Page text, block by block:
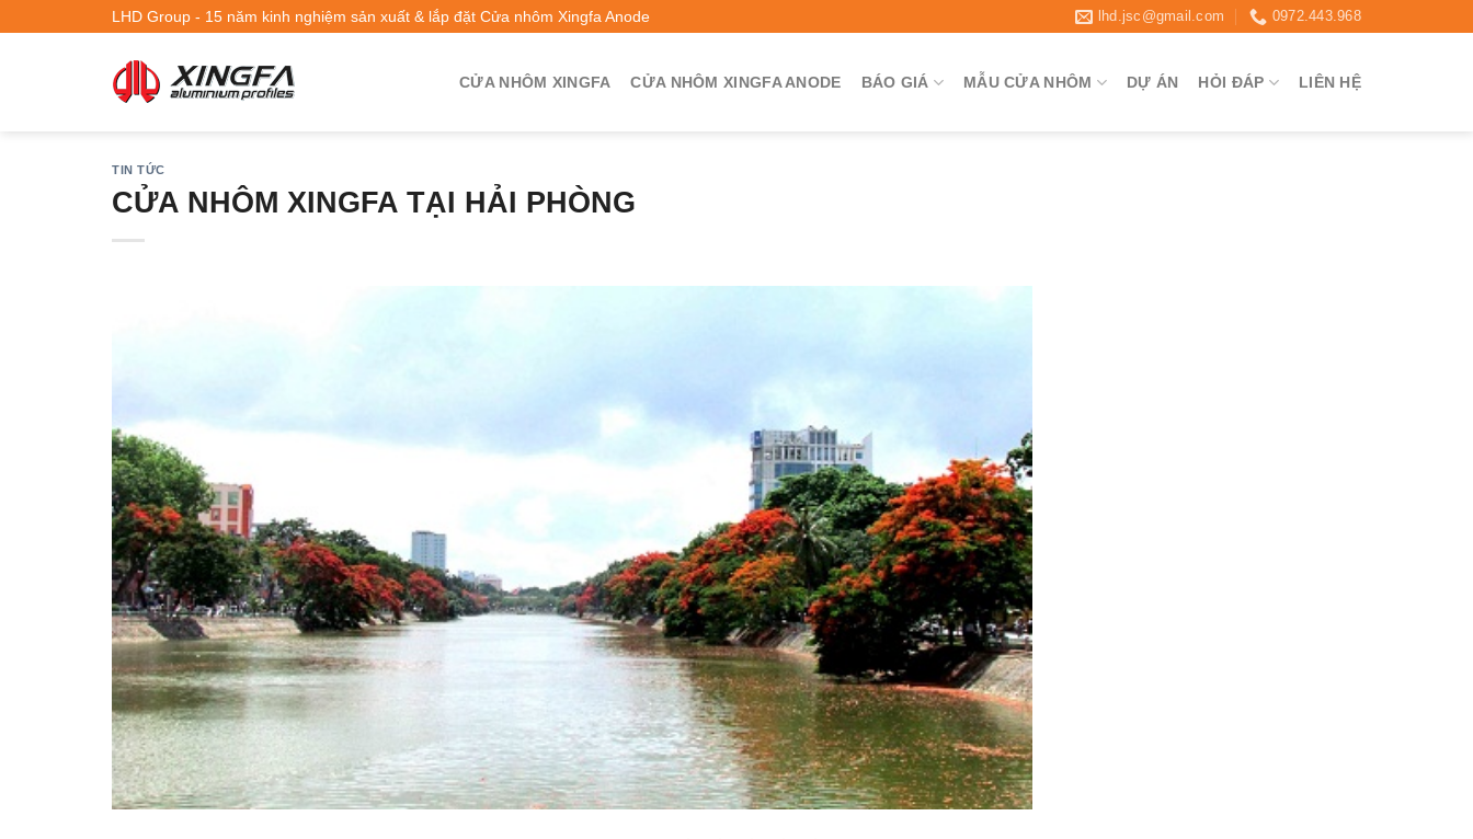
LHD Group - 15 năm kinh nghiệm sản xuất & lắp đặt Cửa nhôm Xingfa Anode lhd.jsc@gmail.com 0972.443.968
CỬA NHÔM XINGFA CỬA NHÔM XINGFA ANODE BÁO GIÁ MẪU CỬA NHÔM DỰ ÁN HỎI ĐÁP LIÊN HỆ
TIN TỨC
CỬA NHÔM XINGFA TẠI HẢI PHÒNG